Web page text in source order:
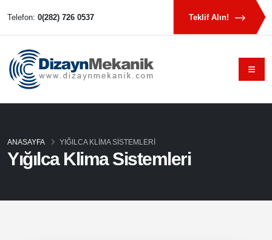
Telefon: 0(282) 726 0537 Teklif Alın!
Yığılca Klima Sistemleri
ANASAYFA YIĞILCA KLIMA SISTEMLERI